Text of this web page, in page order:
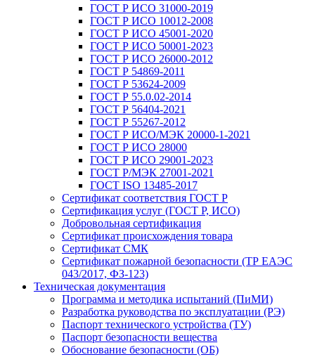
ГОСТ Р ИСО 31000-2019
ГОСТ Р ИСО 10012-2008
ГОСТ Р ИСО 45001-2020
ГОСТ Р ИСО 50001-2023
ГОСТ Р ИСО 26000-2012
ГОСТ Р 54869-2011
ГОСТ Р 53624-2009
ГОСТ Р 55.0.02-2014
ГОСТ Р 56404-2021
ГОСТ Р 55267-2012
ГОСТ Р ИСО/МЭК 20000-1-2021
ГОСТ Р ИСО 28000
ГОСТ Р ИСО 29001-2023
ГОСТ Р/МЭК 27001-2021
ГОСТ ISO 13485-2017
Сертификат соответствия ГОСТ Р
Сертификация услуг (ГОСТ Р, ИСО)
Добровольная сертификация
Сертификат происхождения товара
Сертификат СМК
Сертификат пожарной безопасности (ТР ЕАЭС
043/2017, ФЗ-123)
Техническая документация
Программа и методика испытаний (ПиМИ)
Разработка руководства по эксплуатации (РЭ)
Паспорт технического устройства (ТУ)
Паспорт безопасности вещества
Обоснование безопасности (ОБ)